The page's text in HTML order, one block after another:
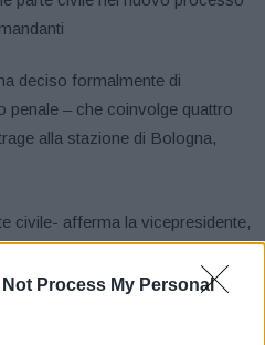
Not Process My Personal
deciso formalmente di
penale – che coinvolge quattro
alla stazione di Bologna,
civile- afferma la vicepresidente,
dei familiari e del Comune
dalla Regione e dal